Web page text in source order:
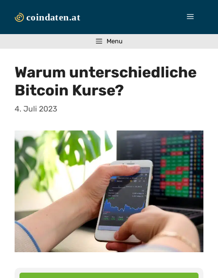
Inhalt
Menü
Menu
Warum unterschiedliche
Bitcoin Kurse?
4. Juli 2023